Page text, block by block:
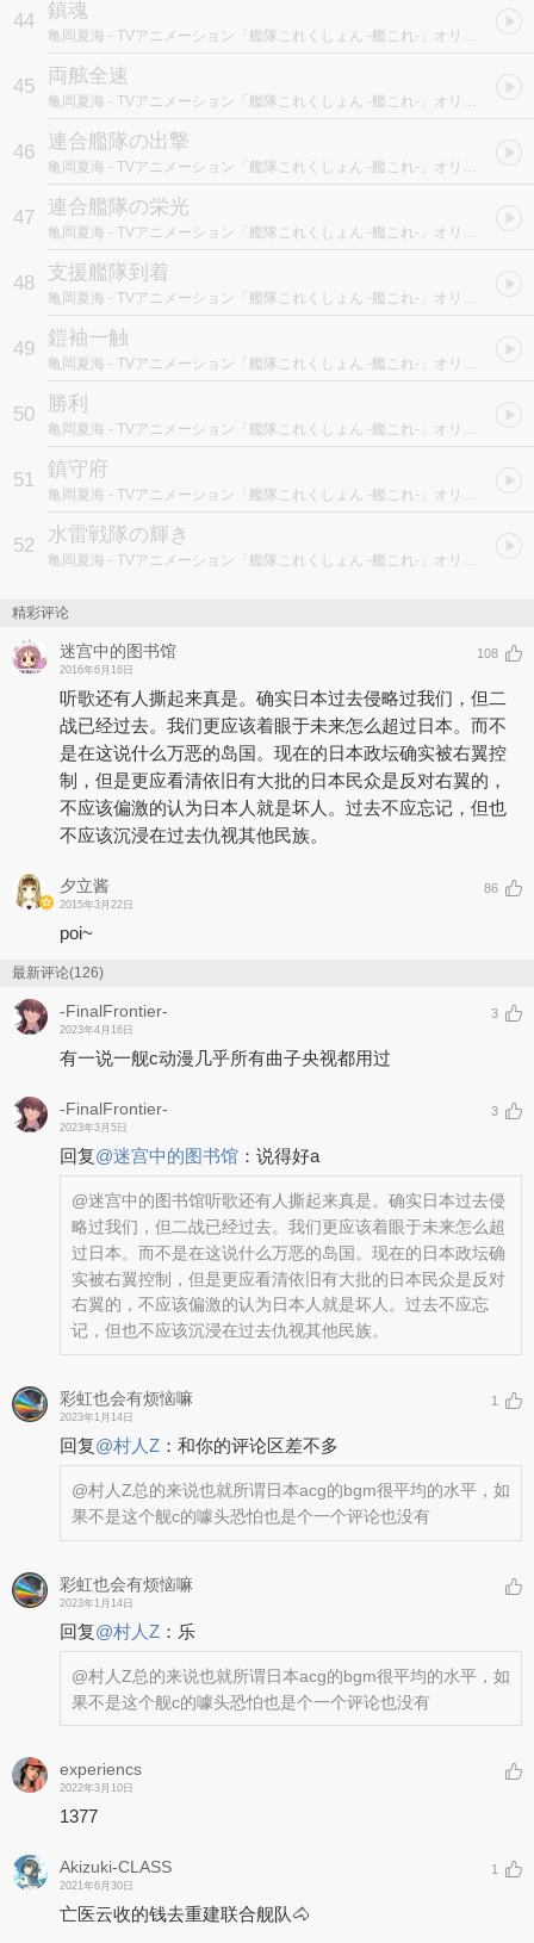
44 鎮魂
亀岡夏海 - TVアニメーション「艦隊これくしょん -艦これ-」オリジナルサウンドトラック “艦響" Vol.1
45 両舷全速
亀岡夏海 - TVアニメーション「艦隊これくしょん -艦これ-」オリジナルサウンドトラック “艦響" Vol.1
46 連合艦隊の出撃
亀岡夏海 - TVアニメーション「艦隊これくしょん -艦これ-」オリジナルサウンドトラック “艦響" Vol.1
47 連合艦隊の栄光
亀岡夏海 - TVアニメーション「艦隊これくしょん -艦これ-」オリジナルサウンドトラック “艦響" Vol.1
48 支援艦隊到着
亀岡夏海 - TVアニメーション「艦隊これくしょん -艦これ-」オリジナルサウンドトラック “艦響" Vol.1
49 鎧袖一触
亀岡夏海 - TVアニメーション「艦隊これくしょん -艦これ-」オリジナルサウンドトラック “艦響" Vol.1
50 勝利
亀岡夏海 - TVアニメーション「艦隊これくしょん -艦これ-」オリジナルサウンドトラック “艦響" Vol.1
51 鎮守府
亀岡夏海 - TVアニメーション「艦隊これくしょん -艦これ-」オリジナルサウンドトラック “艦響" Vol.1
52 水雷戦隊の輝き
亀岡夏海 - TVアニメーション「艦隊これくしょん -艦これ-」オリジナルサウンドトラック “艦響" Vol.1
精彩评论
迷宫中的图书馆
2016年6月16日
108
听歌还有人撕起来真是。确实日本过去侵略过我们，但二
战已经过去。我们更应该着眼于未来怎么超过日本。而不
是在这说什么万恶的岛国。现在的日本政坛确实被右翼控
制，但是更应看清依旧有大批的日本民众是反对右翼的，
不应该偏激的认为日本人就是坏人。过去不应忘记，但也
不应该沉浸在过去仇视其他民族。
夕立酱
2015年3月22日
86
poi~
最新评论(126)
-FinalFrontier-
2023年4月16日
3
有一说一舰c动漫几乎所有曲子央视都用过
-FinalFrontier-
2023年3月5日
3
回复@迷宫中的图书馆 ： 说得好a
@迷宫中的图书馆听歌还有人撕起来真是。确实日本过去侵
略过我们，但二战已经过去。我们更应该着眼于未来怎么超
过日本。而不是在这说什么万恶的岛国。现在的日本政坛确
实被右翼控制，但是更应看清依旧有大批的日本民众是反对
右翼的，不应该偏激的认为日本人就是坏人。过去不应忘
记，但也不应该沉浸在过去仇视其他民族。
彩虹也会有烦恼嘛
2023年1月14日
1
回复@村人Z ： 和你的评论区差不多
@村人Z总的来说也就所谓日本acg的bgm很平均的水平，如
果不是这个舰c的噱头恐怕也是个一个评论也没有
彩虹也会有烦恼嘛
2023年1月14日
回复@村人Z ： 乐
@村人Z总的来说也就所谓日本acg的bgm很平均的水平，如
果不是这个舰c的噱头恐怕也是个一个评论也没有
experiencs
2022年3月10日
1377
Akizuki-CLASS
2021年6月30日
1
亡医云收的钱去重建联合舰队🐴